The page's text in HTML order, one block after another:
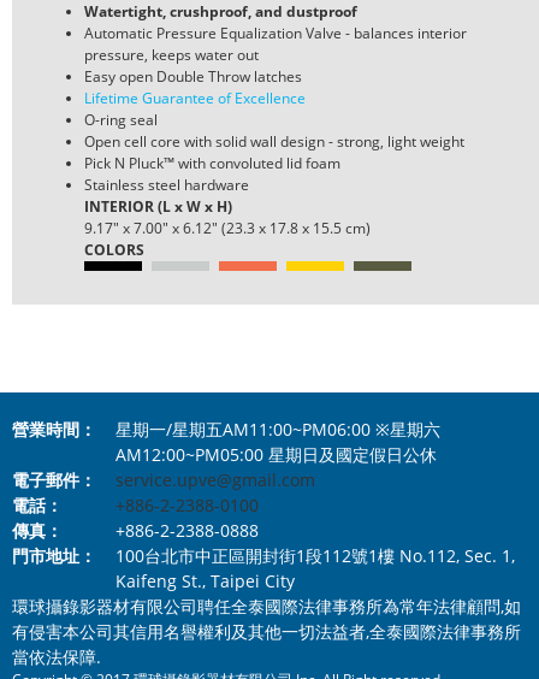
Watertight, crushproof, and dustproof
Automatic Pressure Equalization Valve - balances interior
pressure, keeps water out
Easy open Double Throw latches
Lifetime Guarantee of Excellence
O-ring seal
Open cell core with solid wall design - strong, light weight
Pick N Pluck™ with convoluted lid foam
Stainless steel hardware
INTERIOR (L x W x H)
9.17" x 7.00" x 6.12" (23.3 x 17.8 x 15.5 cm)
COLORS
營業時間：
星期一/星期五AM11:00~PM06:00 ※星期六
AM12:00~PM05:00 星期日及國定假日公休
電子郵件：
service.upve@gmail.com
電話：
+886-2-2388-0100
傳真：
+886-2-2388-0888
門市地址：
100台北市中正區開封街1段112號1樓 No.112, Sec. 1,
Kaifeng St., Taipei City
環球攝錄影器材有限公司聘任全泰國際法律事務所為常年法律顧問,如
有侵害本公司其信用名譽權利及其他一切法益者,全泰國際法律事務所
當依法保障.